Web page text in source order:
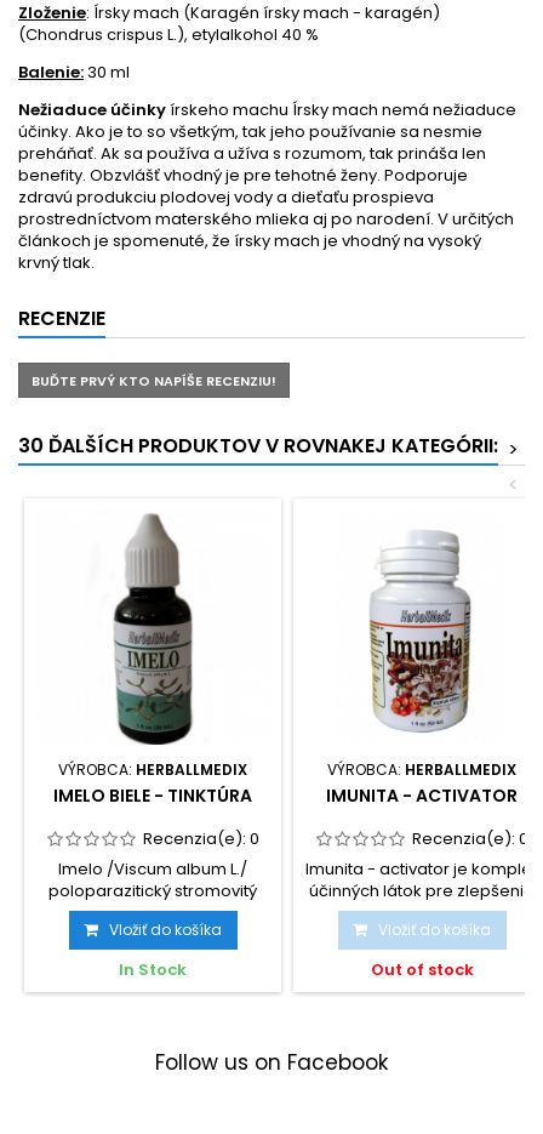
Zloženie: Írsky mach (Karagén írsky mach - karagén)
(Chondrus crispus L.), etylalkohol 40 %
Balenie:30 ml
Nežiaduce účinky írskeho machu Írsky mach nemá nežiaduce
účinky. Ako je to so všetkým, tak jeho používanie sa nesmie
preháňať. Ak sa používa a užíva s rozumom, tak prináša len
benefity. Obzvlášť vhodný je pre tehotné ženy. Podporuje
zdravú produkciu plodovej vody a dieťaťu prospieva
prostredníctvom materského mlieka aj po narodení. V určitých
článkoch je spomenuté, že írsky mach je vhodný na vysoký
krvný tlak.
RECENZIE
BUĎTE PRVÝ KTO NAPÍŠE RECENZIU!
30 ĎALŠÍCH PRODUKTOV V ROVNAKEJ KATEGÓRII: >
<
VÝROBCA: HERBALLMEDIX
IMELO BIELE - TINKTÚRA
Recenzia(e): 0
Imelo /Viscum album L./
poloparazitický stromovitý
ker sa vyskytuje podľa...
Vložiť do košíka
In Stock
VÝROBCA: HERBALLMEDIX
IMUNITA - ACTIVATOR
Recenzia(e): 0
Imunita - activator je komplex
účinných látok pre zlepšenie
imunity a...
Vložiť do košíka
Out of stock
Follow us on Facebook